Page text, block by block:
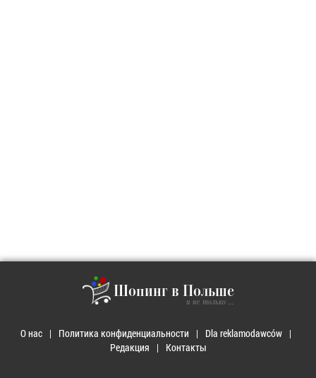
Шопинг в Польше
и не только ...
О нас Политика конфиденциальности
Dla reklamodawców
Редакция
Контакты